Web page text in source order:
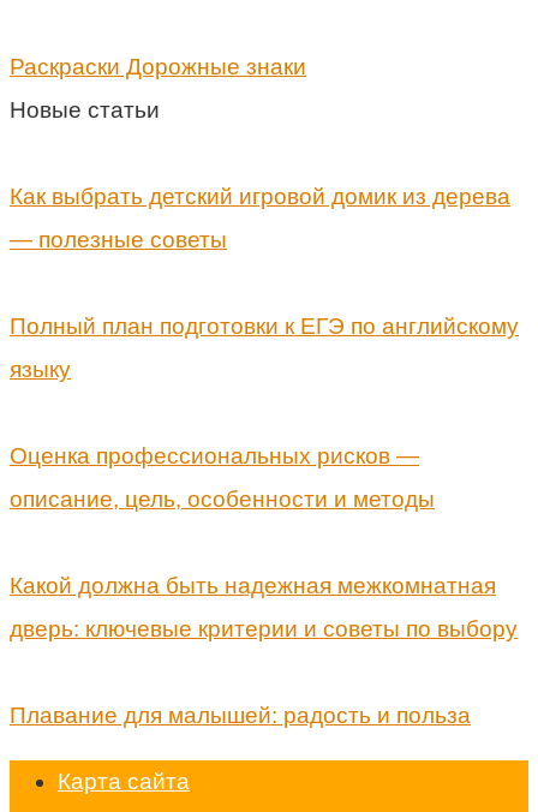
Раскраски Дорожные знаки
Новые статьи
Как выбрать детский игровой домик из дерева
— полезные советы
Полный план подготовки к ЕГЭ по английскому
языку
Оценка профессиональных рисков —
описание, цель, особенности и методы
Какой должна быть надежная межкомнатная
дверь: ключевые критерии и советы по выбору
Плавание для малышей: радость и польза
Карта сайта